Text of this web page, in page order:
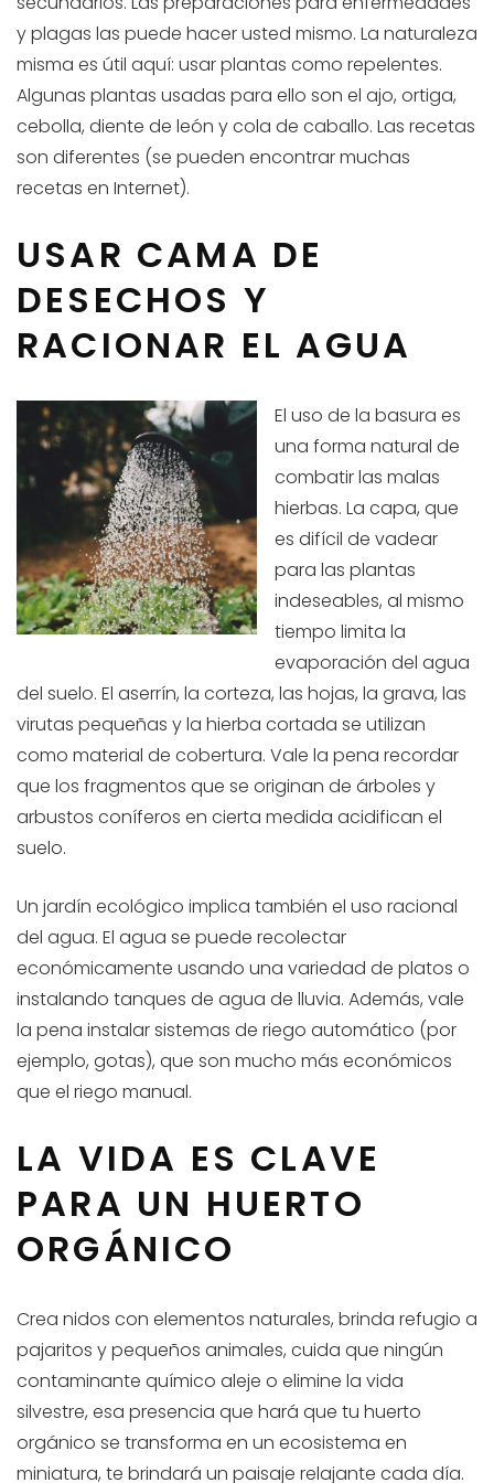
y plagas las puede hacer usted mismo. La naturaleza
misma es útil aquí: usar plantas como repelentes.
Algunas plantas usadas para ello son el ajo, ortiga,
cebolla, diente de león y cola de caballo. Las recetas
son diferentes (se pueden encontrar muchas
recetas en Internet).
USAR CAMA DE
DESECHOS Y
RACIONAR EL AGUA
El uso de la basura es
una forma natural de
combatir las malas
hierbas. La capa, que
es difícil de vadear
para las plantas
indeseables, al mismo
tiempo limita la
evaporación del agua
del suelo. El aserrín, la corteza, las hojas, la grava, las
virutas pequeñas y la hierba cortada se utilizan
como material de cobertura. Vale la pena recordar
que los fragmentos que se originan de árboles y
arbustos coníferos en cierta medida acidifican el
suelo.
Un jardín ecológico implica también el uso racional
del agua. El agua se puede recolectar
económicamente usando una variedad de platos o
instalando tanques de agua de lluvia. Además, vale
la pena instalar sistemas de riego automático (por
ejemplo, gotas), que son mucho más económicos
que el riego manual.
LA VIDA ES CLAVE
PARA UN HUERTO
ORGÁNICO
Crea nidos con elementos naturales, brinda refugio a
pajaritos y pequeños animales, cuida que ningún
contaminante químico aleje o elimine la vida
silvestre, esa presencia que hará que tu huerto
orgánico se transforma en un ecosistema en
miniatura, te brindará un paisaje relajante cada día.